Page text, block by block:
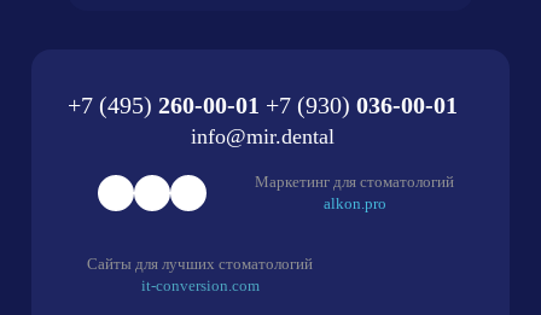
+7 (495) 260-00-01 +7 (930) 036-00-01
info@mir.dental
Маркетинг для стоматологий
alkon.pro
Сайты для лучших стоматологий
it-conversion.com